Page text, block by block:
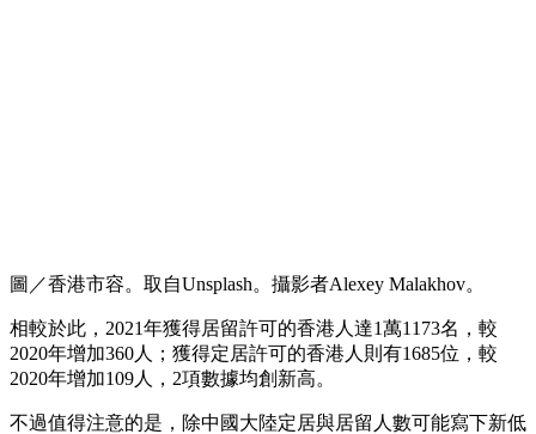
圖／香港市容。取自Unsplash。攝影者Alexey Malakhov。
相較於此，2021年獲得居留許可的香港人達1萬1173名，較
2020年增加360人；獲得定居許可的香港人則有1685位，較
2020年增加109人，2項數據均創新高。
不過值得注意的是，除中國大陸定居與居留人數可能寫下新低